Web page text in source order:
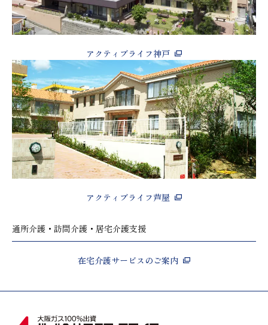
アクティブライフ神戸
アクティブライフ芦屋
通所介護・訪問介護・居宅介護支援
在宅介護サービスのご案内